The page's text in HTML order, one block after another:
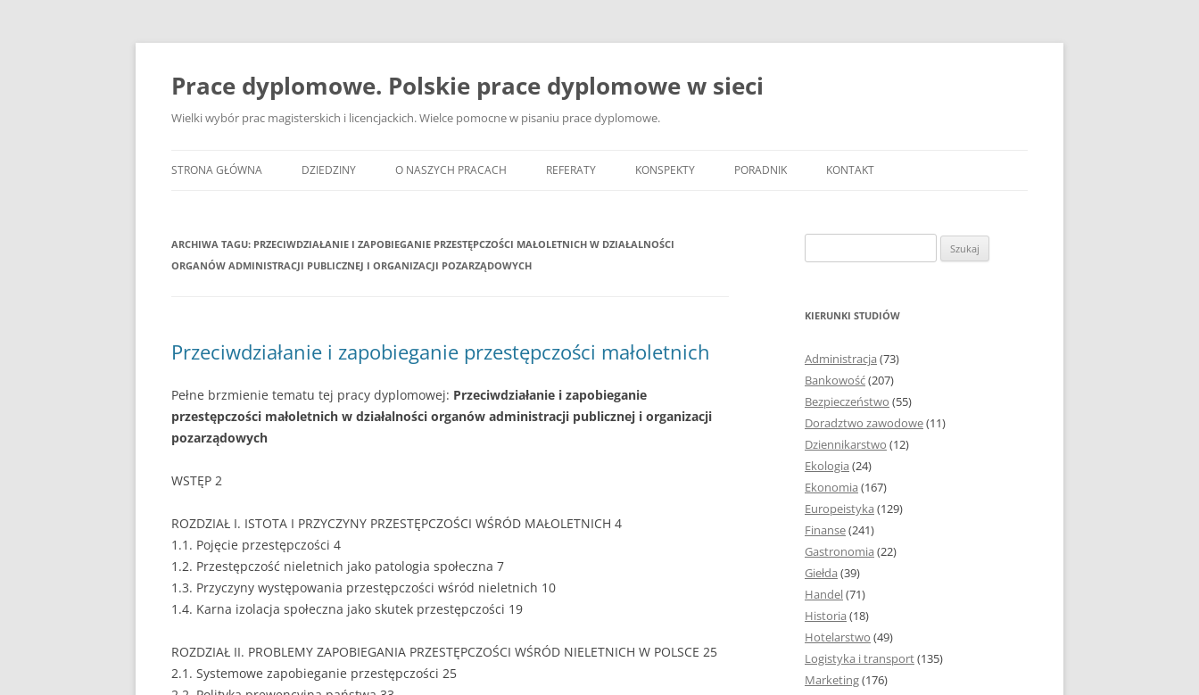
Przejdź
Prace dyplomowe. Polskie prace dyplomowe w sieci
Wielki wybór prac magisterskich i licencjackich. Wielce pomocne w pisaniu prace dyplomowe.
STRONA GŁÓWNA DZIEDZINY
BANKOWOŚĆ
EKOLOGIA
EKONOMIA
GIEŁDA
HANDEL
HISTORIA
HOTELARSTWO
LOGISTYKA I TRANSPORT
O NASZYCH PRACACH REFERATY KONSPEKTY PORADNIK
JAK ZBIERAĆ I OPRACOWYWAĆ
BIBLIOGRAFICZNYCH
ZAWARTOŚĆ I ROZMIAR PRACY
DYPLOMOWEJ
ESTETYKA PRACY DYPLOMOWEJ –
WYRÓŻNIENIA, NUMEROWANIE
CZCIONKA, MARGINESY I
WIELKOŚĆ STRON
STRUKTURA AKAPITU W PRACY
DYPLOMOWEJ
STYL PRACY DYPLOMOWEJ
KONTAKT
ARCHIWA TAGU: PRZECIWDZIAŁANIE I ZAPOBIEGANIE PRZESTĘPCZOŚCI MAŁOLETNICH W DZIAŁALNOŚCI
ORGANÓW ADMINISTRACJI PUBLICZNEJ I ORGANIZACJI POZARZĄDOWYCH
Przeciwdziałanie i zapobieganie przestępczości małoletnich
Pełne brzmienie tematu tej pracy dyplomowej: Przeciwdziałanie i zapobieganie
przestępczości małoletnich w działalności organów administracji publicznej i organizacji
pozarządowych
WSTĘP 2
ROZDZIAŁ I. ISTOTA I PRZYCZYNY PRZESTĘPCZOŚCI WŚRÓD MAŁOLETNICH 4
1.1. Pojęcie przestępczości 4
1.2. Przestępczość nieletnich jako patologia społeczna 7
1.3. Przyczyny występowania przestępczości wśród nieletnich 10
1.4. Karna izolacja społeczna jako skutek przestępczości 19
ROZDZIAŁ II. PROBLEMY ZAPOBIEGANIA PRZESTĘPCZOŚCI WŚRÓD NIELETNICH W POLSCE 25
2.1. Systemowe zapobieganie przestępczości 25
KIERUNKI STUDIÓW
Administracja (73)
Bankowość(207)
Bezpieczeństwo (55)
Doradztwo zawodowe(11)
Dziennikarstwo (12)
Ekologia (24)
Ekonomia (167)
Europeistyka (129)
Finanse(241)
Gastronomia (22)
Giełda (39)
Handel(71)
Historia (18)
Hotelarstwo (49)
Logistyka i transport(135)
Marketing(176)